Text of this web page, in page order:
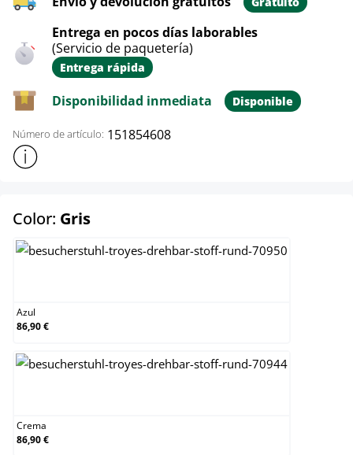
Entrega en pocos días laborables
(Servicio de paquetería)
Entrega rápida
Disponibilidad inmediata Disponible
Número de artículo: 151854608
Mostrar más información sobre el producto
Color: Grisselect
Azul
86,90 €
Crema
86,90 €